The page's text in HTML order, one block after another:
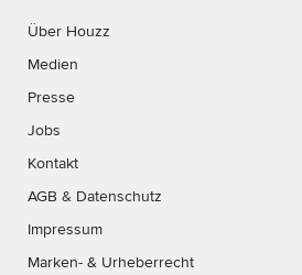
Über Houzz
Medien
Presse
Jobs
Kontakt
AGB & Datenschutz
Impressum
Marken- & Urheberrecht